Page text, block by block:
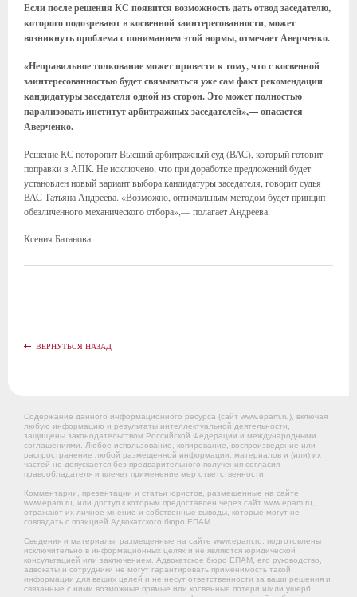
Если после решения КС появится возможность дать отвод заседателю,
которого подозревают в косвенной заинтересованности, может
возникнуть проблема с пониманием этой нормы, отмечает Аверченко.
«Неправильное толкование может привести к тому, что с косвенной
заинтересованностью будет связываться уже сам факт рекомендации
кандидатуры заседателя одной из сторон. Это может полностью
парализовать институт арбитражных заседателей»,— опасается
Аверченко.
Решение КС поторопит Высший арбитражный суд (ВАС), который готовит
поправки в АПК. Не исключено, что при доработке предложений будет
установлен новый вариант выбора кандидатуры заседателя, говорит судья
ВАС Татьяна Андреева. «Возможно, оптимальным методом будет принцип
обезличенного механического отбора»,— полагает Андреева.
Ксения Батанова
ВЕРНУТЬСЯ НАЗАД
Содержание данного информационного ресурса (сайт www.epam.ru), включая
любую информацию и результаты интеллектуальной деятельности,
защищены законодательством Российской Федерации и международными
соглашениями. Любое использование, копирование, воспроизведение или
распространение любой размещенной информации, материалов и (или) их
частей не допускается без предварительного получения согласия
правообладателя и влечет применение мер ответственности.
Комментарии, презентации и статьи юристов, размещенные на сайте
www.epam.ru, или доступ к которым предоставлен через сайт www.epam.ru,
отражают их личное мнение и собственные выводы, которые могут не
совпадать с позицией Адвокатского бюро ЕПАМ.
Сведения и материалы, размещенные на сайте www.epam.ru, подготовлены
исключительно в информационных целях и не являются юридической
консультацией или заключением. Адвокатское бюро ЕПАМ, его руководство,
адвокаты и сотрудники не могут гарантировать применимость такой
информации для ваших целей и не несут ответственности за ваши решения и
связанные с ними возможные прямые или косвенные потери и/или ущерб,